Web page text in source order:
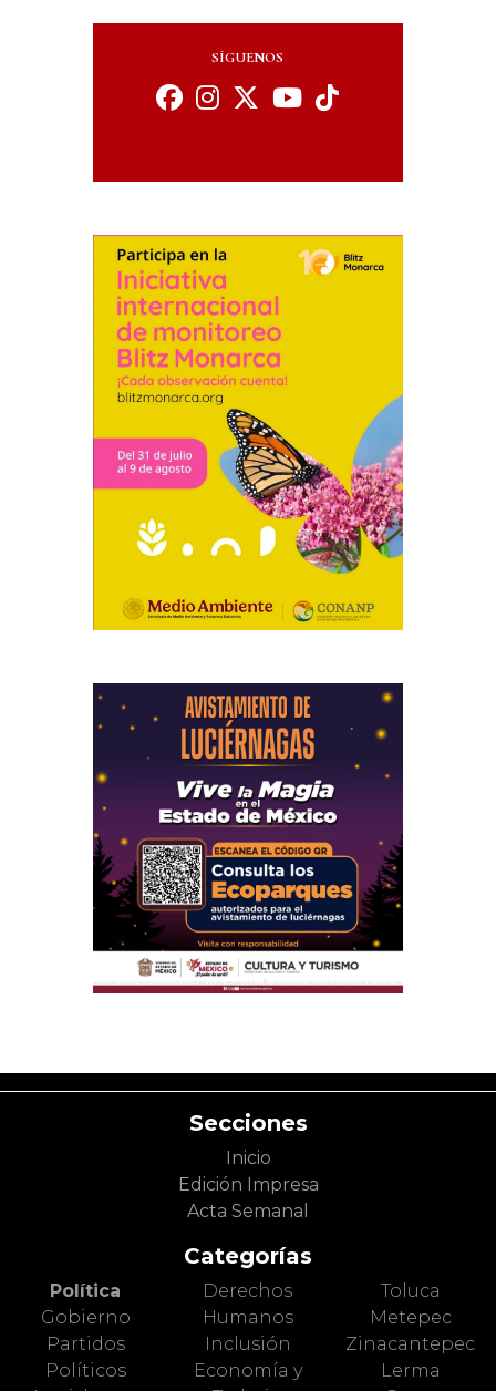
SÍGUENOS
Secciones
Inicio
Edición Impresa
Acta Semanal
Categorías
Política
Gobierno
Partidos
Políticos
Derechos
Humanos
Inclusión
Economía y
Toluca
Metepec
Zinacantepec
Lerma